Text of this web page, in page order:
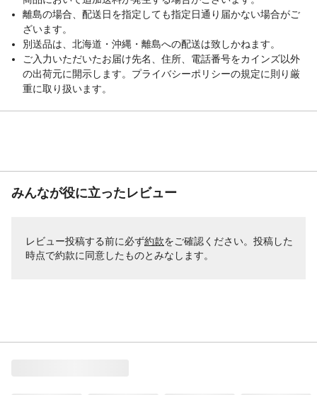
離島の場合、配送日を指定しても指定日通り届かない場合がご
ざいます。
別送品は、北海道・沖縄・離島への配送は致しかねます。
ご入力いただいたお届け先名、住所、電話番号をカインズ以外
の出荷元に開示します。プライバシーポリシーの規定に則り厳
重に取り扱います。
みんなが役に立ったレビュー
レビュー投稿する前に必ず約款をご確認ください。投稿した
時点で約款に同意したものとみなします。